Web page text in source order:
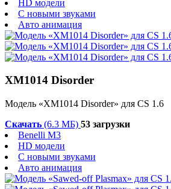
HD модели
С новыми звуками
Авто анимация
XM1014 Disorder
Модель «XM1014 Disorder» для CS 1.6
Скачать (6.3 МБ) 53 загрузки
Benelli M3
HD модели
С новыми звуками
Авто анимация